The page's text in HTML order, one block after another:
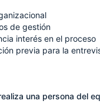
de gestión
interés en el proceso
previa para la
una persona del